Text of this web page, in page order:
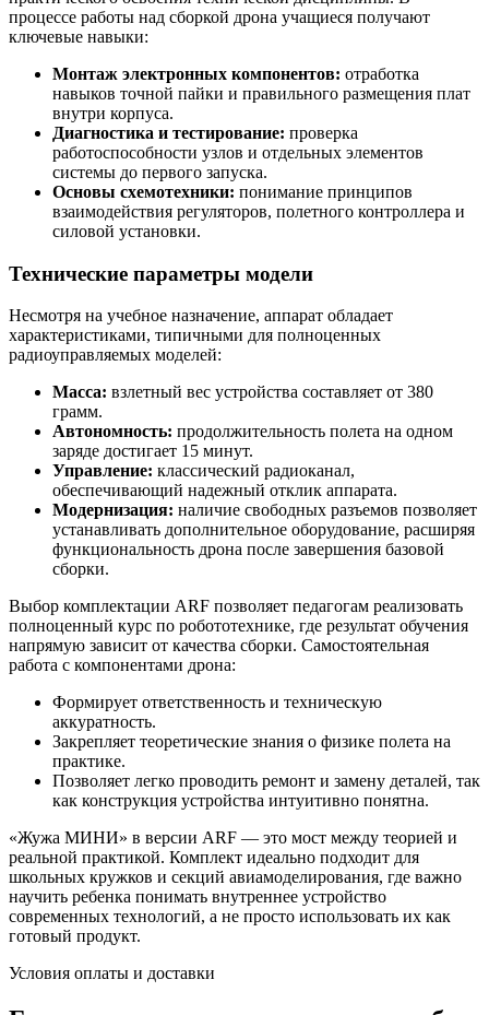
процессе работы над сборкой дрона учащиеся получают
ключевые навыки:
Монтаж электронных компонентов: отработка
навыков точной пайки и правильного размещения плат
внутри корпуса.
Диагностика и тестирование: проверка
работоспособности узлов и отдельных элементов
системы до первого запуска.
Основы схемотехники: понимание принципов
взаимодействия регуляторов, полетного контроллера и
силовой установки.
Технические параметры модели
Несмотря на учебное назначение, аппарат обладает
характеристиками, типичными для полноценных
радиоуправляемых моделей:
Масса: взлетный вес устройства составляет от 380
грамм.
Автономность: продолжительность полета на одном
заряде достигает 15 минут.
Управление: классический радиоканал,
обеспечивающий надежный отклик аппарата.
Модернизация: наличие свободных разъемов позволяет
устанавливать дополнительное оборудование, расширяя
функциональность дрона после завершения базовой
сборки.
Выбор комплектации ARF позволяет педагогам реализовать
полноценный курс по робототехнике, где результат обучения
напрямую зависит от качества сборки. Самостоятельная
работа с компонентами дрона:
Формирует ответственность и техническую
аккуратность.
Закрепляет теоретические знания о физике полета на
практике.
Позволяет легко проводить ремонт и замену деталей, так
как конструкция устройства интуитивно понятна.
«Жужа МИНИ» в версии ARF — это мост между теорией и
реальной практикой. Комплект идеально подходит для
школьных кружков и секций авиамоделирования, где важно
научить ребенка понимать внутреннее устройство
современных технологий, а не просто использовать их как
готовый продукт.
Условия оплаты и доставки